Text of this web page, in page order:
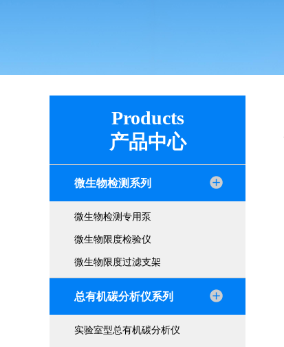
Products
产品中心
微生物检测系列
微生物检测专用泵
微生物限度检验仪
微生物限度过滤支架
总有机碳分析仪系列
实验室型总有机碳分析仪